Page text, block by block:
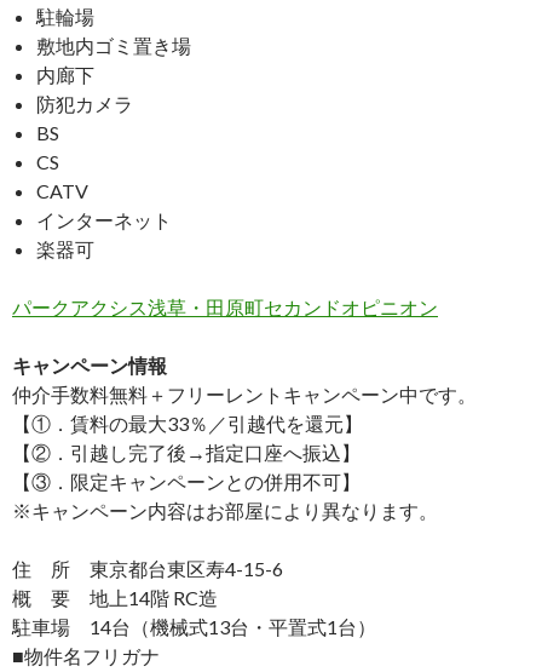
駐輪場
敷地内ゴミ置き場
内廊下
防犯カメラ
BS
CS
CATV
インターネット
楽器可
パークアクシス浅草・田原町セカンドオピニオン
キャンペーン情報
仲介手数料無料 ＋ フリーレント キャンペーン中です。
【①．賃料の最大33％／引越代を還元】
【②．引越し完了後→指定口座へ振込】
【③．限定キャンペーンとの併用不可】
※キャンペーン内容はお部屋により異なります。
住 所 東京都台東区寿4-15-6
概 要 地上14階 RC造
駐車場 14台（機械式13台・平置式1台）
■物件名フリガナ